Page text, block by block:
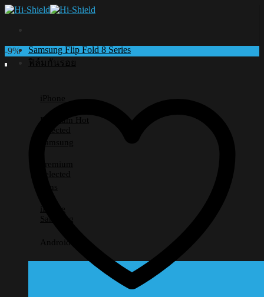
Skip
Samsung Flip Fold 8 Series
ฟิล์มกันรอย
iPhone
Premium
Selected
Samsung
Premium
Selected
Lens
iPhone
Samsung
Android อื่นๆ
-9%